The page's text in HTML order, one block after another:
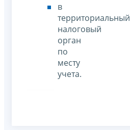
в
территориальный
налоговый
орган
по
месту
учета.